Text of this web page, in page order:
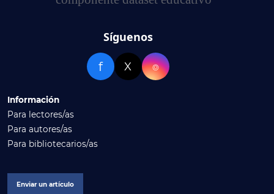
Síguenos
f X ⌾
Información
Para lectores/as
Para autores/as
Para bibliotecarios/as
Enviar un artículo